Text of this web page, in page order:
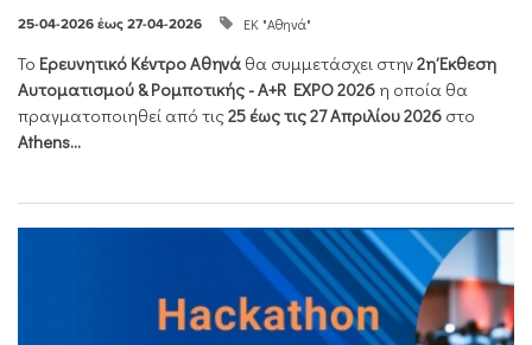
25-04-2026 έως 27-04-2026 ΕΚ "Αθηνά"
Το Ερευνητικό Κέντρο Αθηνά θα συμμετάσχει στην2η Έκθεση
Αυτοματισμού & Ρομποτικής - Α+R EXPO 2026 η οποία θα
πραγματοποιηθεί από τις25 έως τις 27 Απριλίου 2026 στο
Athens...